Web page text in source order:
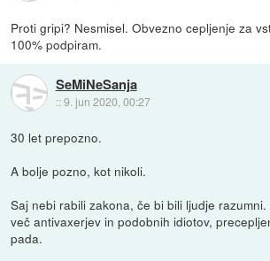
Proti gripi? Nesmisel. Obvezno cepljenje za
100% podpiram.
SeMiNeSanja
::9. jun 2020, 00:27
30 let prepozno.
A bolje pozno, kot nikoli.
Saj nebi rabili zakona, če bi bili ljudje
več antivaxerjev in podobnih idiotov,
pada.